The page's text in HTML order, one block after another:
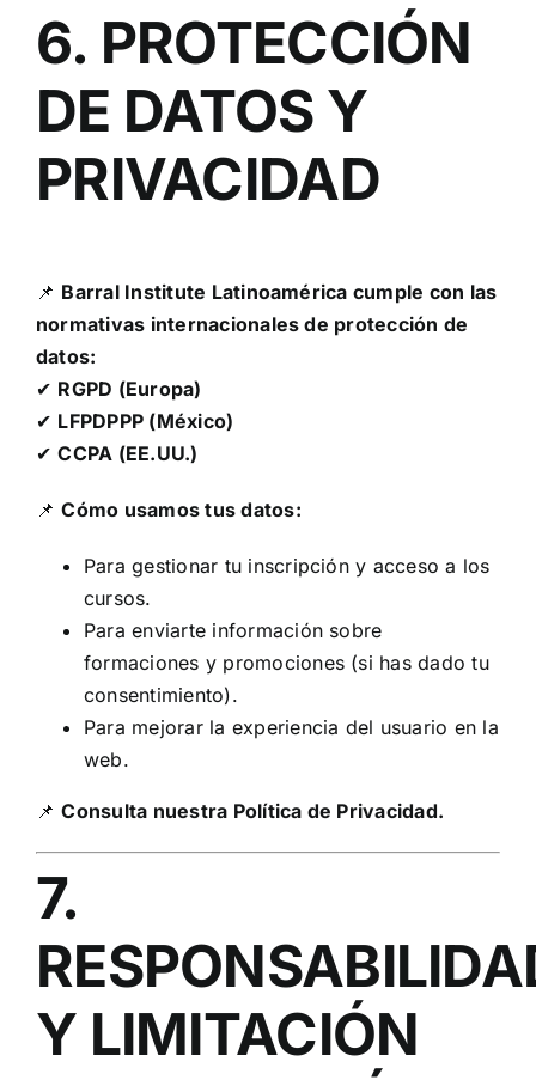
6. PROTECCIÓN
DE DATOS Y
PRIVACIDAD
📌 Barral Institute Latinoamérica cumple con las
normativas internacionales de protección de
datos:
✔ RGPD (Europa)
✔ LFPDPPP (México)
✔CCPA (EE.UU.)
📌Cómo usamos tus datos:
Para gestionar tu inscripción y acceso a los
cursos.
Para enviarte información sobre
formaciones y promociones (si has dado tu
consentimiento).
Para mejorar la experiencia del usuario en la
web.
📌Consulta nuestra Política de Privacidad.
7.
Y LIMITACIÓN